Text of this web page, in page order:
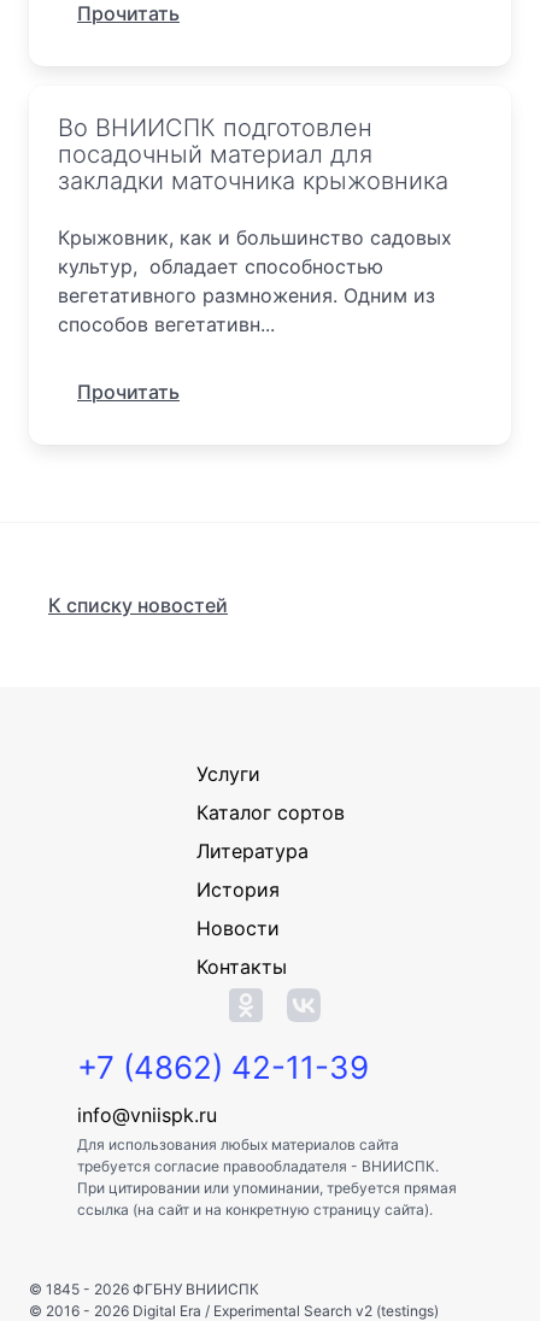
Прочитать
Во ВНИИСПК подготовлен
посадочный материал для
закладки маточника крыжовника
Крыжовник, как и большинство садовых
культур, обладает способностью
вегетативного размножения. Одним из
способов вегетативн...
Прочитать
К списку новостей
Услуги
Каталог сортов
Литература
История
Новости
Контакты
+7 (4862) 42-11-39
info@vniispk.ru
Для использования любых материалов сайта
требуется согласие правообладателя - ВНИИСПК.
При цитировании или упоминании, требуется прямая
ссылка (на сайт и на конкретную страницу сайта).
© 1845 - 2026 ФГБНУ ВНИИСПК
© 2016 - 2026 Digital Era / Experimental Search v2 (testings)